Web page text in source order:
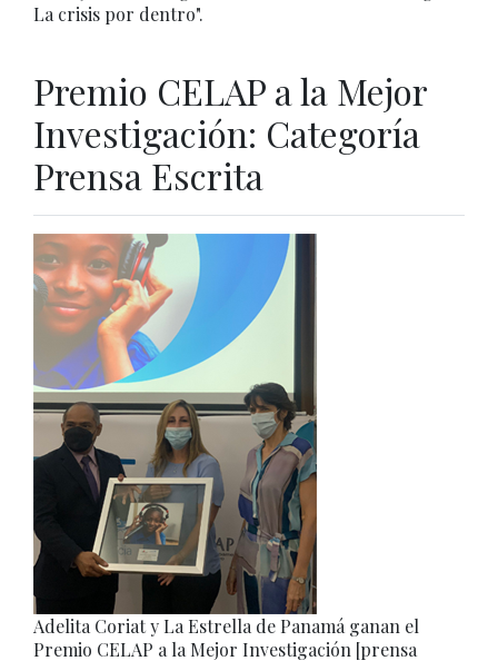
La crisis por dentro".
Premio CELAP a la Mejor
Investigación: Categoría
Prensa Escrita
Adelita Coriat y La Estrella de Panamá ganan el
Premio CELAP a la Mejor Investigación [prensa